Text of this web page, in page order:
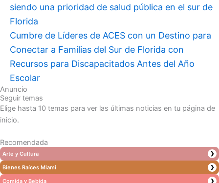
siendo una prioridad de salud pública en el sur de
Florida
Cumbre de Líderes de ACES con un Destino para
Conectar a Familias del Sur de Florida con
Recursos para Discapacitados Antes del Año
Escolar
Anuncio
Seguir temas
Elige hasta 10 temas para ver las últimas noticias en tu página de
inicio.
Recomendada
Arte y Cultura ❯
Bienes Raíces Miami ❯
Comida y Bebida ❯